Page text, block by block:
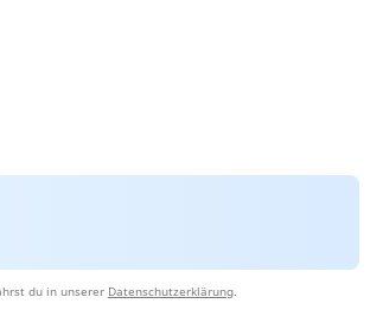
du in unserer Datenschutzerklärung.